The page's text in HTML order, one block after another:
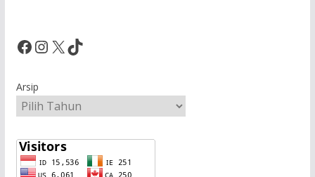
Facebook InstagramX TikTok
Arsip